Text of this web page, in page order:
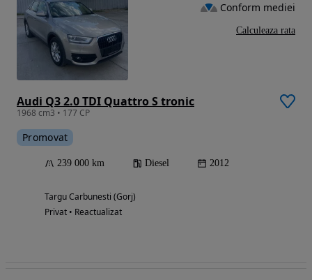
Audi Q3 2.0 TDI Quattro S tronic
1968 cm3 • 177 CP
Promovat
239 000 km Diesel 2012
Targu Carbunesti (Gorj)
Privat • Reactualizat
Conform mediei
Calculeaza rata